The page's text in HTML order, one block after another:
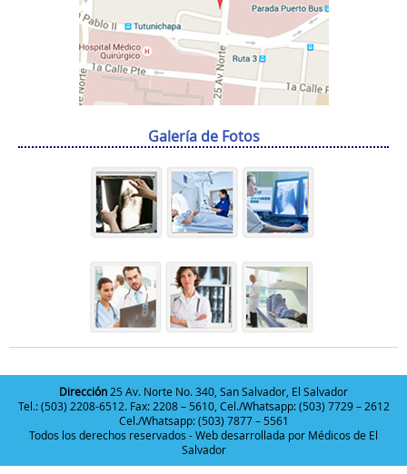
Galería de Fotos
Dirección25 Av. Norte No. 340, San Salvador, El Salvador
Tel.: (503) 2208-6512. Fax: 2208 – 5610, Cel./Whatsapp: (503) 7729 – 2612
Cel./Whatsapp: (503) 7877 – 5561
Todos los derechos reservados - Web desarrollada por Médicos de El
Salvador